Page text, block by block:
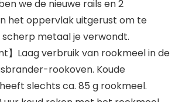
we de nieuwe rails en 2
het oppervlak uitgerust om te
metaal je verwondt.
】Laag verbruik van rookmeel in de
rookoven. Koude
slechts ca. 85 g rookmeel.